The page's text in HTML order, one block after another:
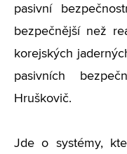
pasivní
bezpečnější než
korejských
pasivních
Hruškovič.
Jde o systémy,